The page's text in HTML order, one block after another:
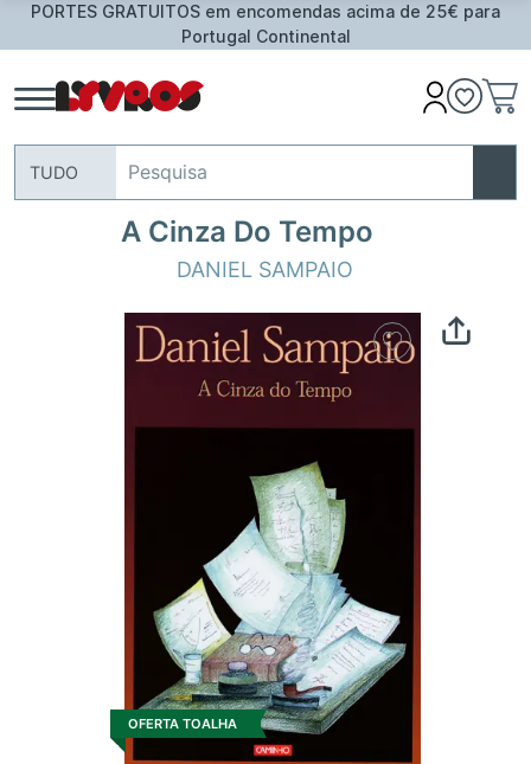
PORTES GRATUITOS em encomendas acima de 25€ para
Portugal Continental
TUDO
A Cinza Do Tempo
DANIEL SAMPAIO
OFERTA TOALHA